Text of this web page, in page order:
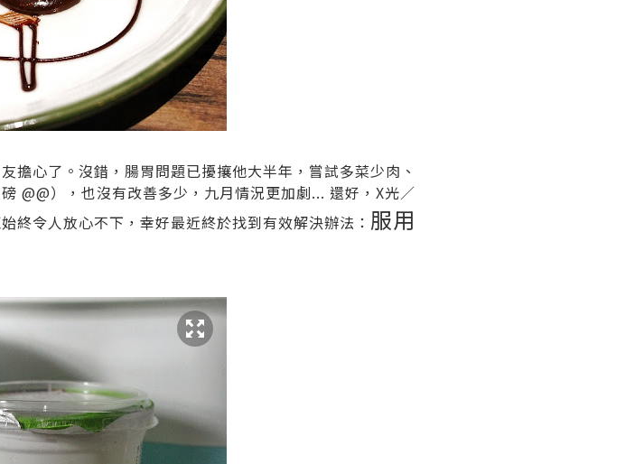
擔心了。沒錯，腸胃問題已擾攘他大半年，嘗試多菜少肉、
@@），也沒有改善多少，九月情況更加劇... 還好，X光／
終令人放心不下，幸好最近終於找到有效解決辦法： 服用